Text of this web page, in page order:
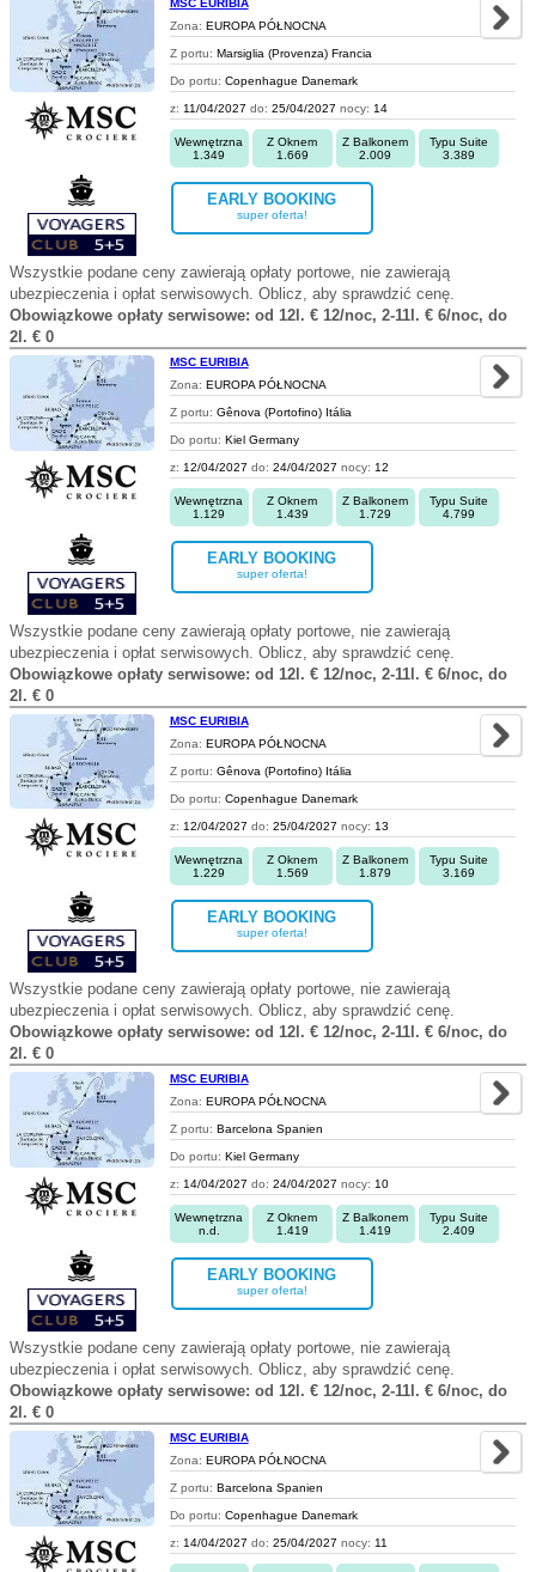
MSC EURIBIA
Zona: EUROPA PÓŁNOCNA
Z portu: Marsiglia (Provenza) Francia
Do portu: Copenhague Danemark
z: 11/04/2027 do: 25/04/2027 nocy: 14
Wewnętrzna
1.349
Z Oknem
1.669
Z Balkonem
2.009
Typu Suite
3.389
EARLY BOOKING
super oferta!
Wszystkie podane ceny zawierają opłaty portowe, nie zawierają
ubezpieczenia i opłat serwisowych. Oblicz, aby sprawdzić cenę.
Obowiązkowe opłaty serwisowe: od 12l. € 12/noc, 2-11l. € 6/noc, do
2l. € 0
MSC EURIBIA
Zona: EUROPA PÓŁNOCNA
Z portu: Gênova (Portofino) Itália
Do portu: Kiel Germany
z: 12/04/2027 do: 24/04/2027 nocy: 12
Wewnętrzna
1.129
Z Oknem
1.439
Z Balkonem
1.729
Typu Suite
4.799
EARLY BOOKING
super oferta!
Wszystkie podane ceny zawierają opłaty portowe, nie zawierają
ubezpieczenia i opłat serwisowych. Oblicz, aby sprawdzić cenę.
Obowiązkowe opłaty serwisowe: od 12l. € 12/noc, 2-11l. € 6/noc, do
2l. € 0
MSC EURIBIA
Zona: EUROPA PÓŁNOCNA
Z portu: Gênova (Portofino) Itália
Do portu: Copenhague Danemark
z: 12/04/2027 do: 25/04/2027 nocy: 13
Wewnętrzna
1.229
Z Oknem
1.569
Z Balkonem
1.879
Typu Suite
3.169
EARLY BOOKING
super oferta!
Wszystkie podane ceny zawierają opłaty portowe, nie zawierają
ubezpieczenia i opłat serwisowych. Oblicz, aby sprawdzić cenę.
Obowiązkowe opłaty serwisowe: od 12l. € 12/noc, 2-11l. € 6/noc, do
2l. € 0
MSC EURIBIA
Zona: EUROPA PÓŁNOCNA
Z portu: Barcelona Spanien
Do portu: Kiel Germany
z: 14/04/2027 do: 24/04/2027 nocy: 10
Wewnętrzna
n.d.
Z Oknem
1.419
Z Balkonem
1.419
Typu Suite
2.409
EARLY BOOKING
super oferta!
Wszystkie podane ceny zawierają opłaty portowe, nie zawierają
ubezpieczenia i opłat serwisowych. Oblicz, aby sprawdzić cenę.
Obowiązkowe opłaty serwisowe: od 12l. € 12/noc, 2-11l. € 6/noc, do
2l. € 0
MSC EURIBIA
Zona: EUROPA PÓŁNOCNA
Z portu: Barcelona Spanien
Do portu: Copenhague Danemark
z: 14/04/2027 do: 25/04/2027 nocy: 11